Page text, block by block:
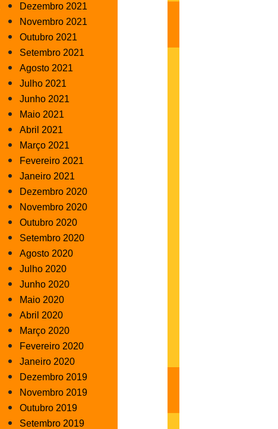
Dezembro 2021
Novembro 2021
Outubro 2021
Setembro 2021
Agosto 2021
Julho 2021
Junho 2021
Maio 2021
Abril 2021
Março 2021
Fevereiro 2021
Janeiro 2021
Dezembro 2020
Novembro 2020
Outubro 2020
Setembro 2020
Agosto 2020
Julho 2020
Junho 2020
Maio 2020
Abril 2020
Março 2020
Fevereiro 2020
Janeiro 2020
Dezembro 2019
Novembro 2019
Outubro 2019
Setembro 2019